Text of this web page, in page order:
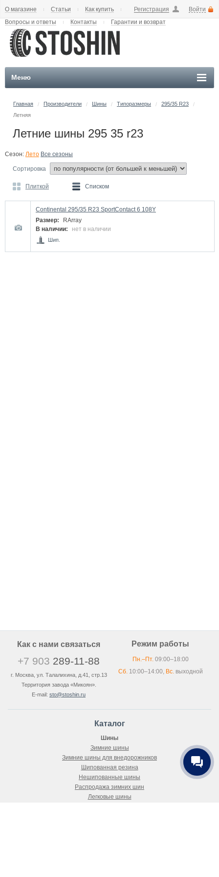
Регистрация Войти
О магазине Статьи
Как купить
Вопросы и ответы
Контакты Гарантии и возврат
Меню
Главная / Производители / Шины / Типоразмеры / 295/35 R23
/
Летняя
Летние шины 295 35 r23
Сезон: Лето Все сезоны
Сортировка
Плиткой Списком
Continental 295/35 R23 SportContact 6 108Y
Размер:
RArray
В наличии:
нет в наличии
Шип.
Как с нами связаться
+7 903 289-11-88
г. Москва, ул. Талалихина, д.41, стр.13
Территория завода «Микоян».
E-mail: sto@stoshin.ru
Режим работы
Пн.–Пт.09:00–18:00
Сб.10:00–14:00, Вс.выходной
Каталог
Шины
Зимние шины
Зимние шины для внедорожников
Шипованная резина
Нешипованные шины
Распродажа зимних шин
Легковые шины